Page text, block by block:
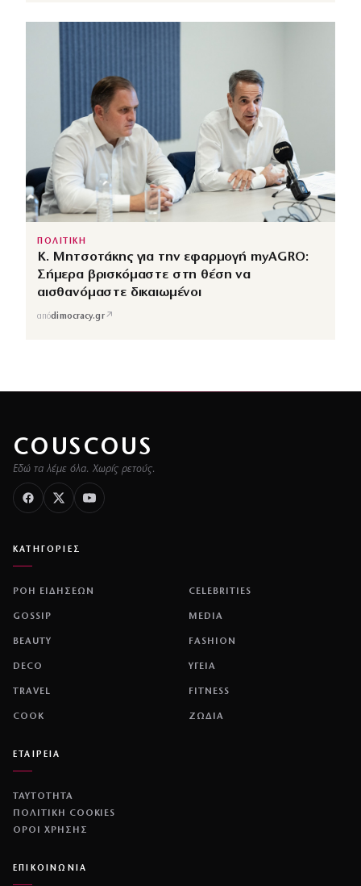
ΠΟΛΙΤΙΚΗ
Κ. Μητσοτάκης για την εφαρμογή myAGRO:
Σήμερα βρισκόμαστε στη θέση να
αισθανόμαστε δικαιωμένοι
απόdimocracy.gr↗
COUSCOUS
Εδώ τα λέμε όλα. Χωρίς ρετούς.
ΚΑΤΗΓΟΡΙΕΣ
ΡΟΗ ΕΙΔΗΣΕΩΝ CELEBRITIES
GOSSIP MEDIA
BEAUTY FASHION
DECO ΥΓΕΙΑ
TRAVEL FITNESS
COOK ΖΩΔΙΑ
ΕΤΑΙΡΕΙΑ
ΤΑΥΤΟΤΗΤΑ
ΠΟΛΙΤΙΚΉ COOKIES
ΌΡΟΙ ΧΡΉΣΗΣ
ΕΠΙΚΟΙΝΩΝΙΑ